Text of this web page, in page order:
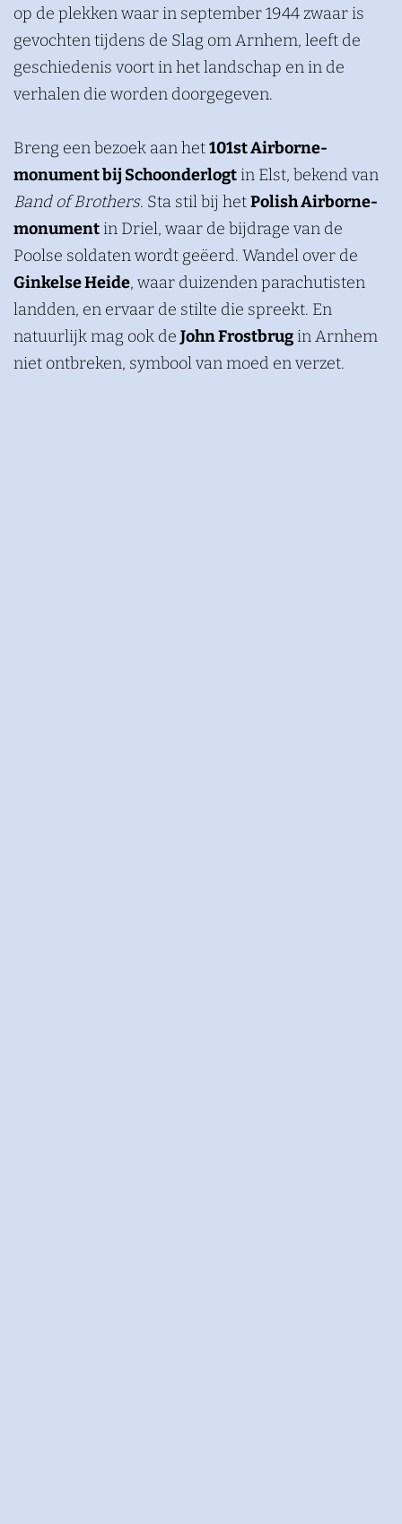
op de plekken waar in september 1944 zwaar is
gevochten tijdens de Slag om Arnhem, leeft de
geschiedenis voort in het landschap en in de
verhalen die worden doorgegeven.
Breng een bezoek aan het101st Airborne-
monument bij Schoonderlogtin Elst, bekend van
Band of Brothers. Sta stil bij hetPolish Airborne-
monumentin Driel, waar de bijdrage van de
Poolse soldaten wordt geëerd. Wandel over de
Ginkelse Heide, waar duizenden parachutisten
landden, en ervaar de stilte die spreekt. En
natuurlijk mag ook de John Frostbrugin Arnhem
niet ontbreken, symbool van moed en verzet.